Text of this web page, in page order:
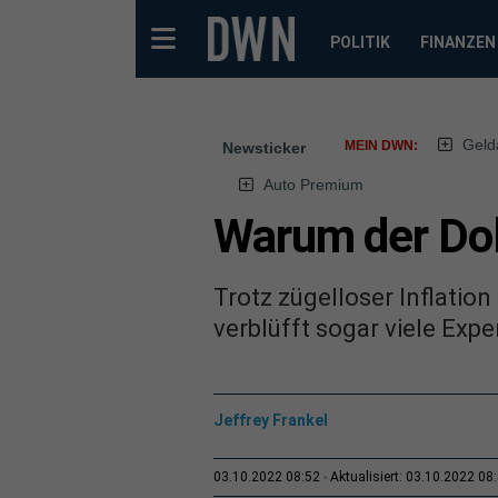
POLITIK FINANZEN
Newsticker MEIN DWN:
Auto Premium
Warum der
Trotz zügelloser Inflation
verblüfft sogar viele
Jeffrey Frankel
03.10.2022 08:52 Aktualisiert: 03.10.2022